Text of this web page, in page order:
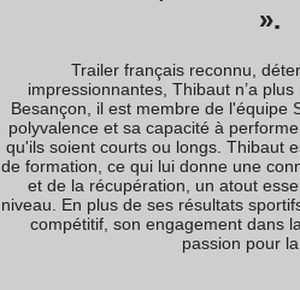
».
».
Trailer français reconnu,
impressionnantes, Thibaut n’a
Besançon, il est membre de l'équipe
polyvalence et sa capacité à
qu'ils soient courts ou longs. Thibaut
de formation, ce qui lui donne une
et de la récupération, un atout
niveau. En plus de ses résultats
compétitif, son engagement dans
passion pour la